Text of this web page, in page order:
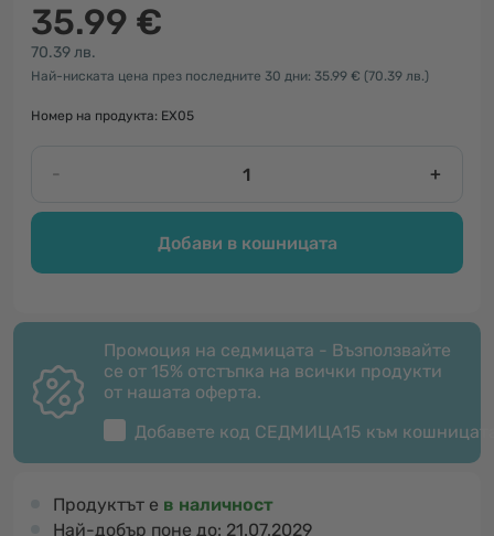
35.99 €
70.39 лв.
Най-ниската цена през последните 30 дни: 35.99 € (70.39 лв.)
Номер на продукта: EX05
- +
Добави в кошницата
Промоция на седмицата - Възползвайте
се от 15% отстъпка на всички продукти
от нашата оферта.
Добавете код СЕДМИЦА15 към
Продуктът е в наличност
Най-добър поне до: 21.07.2029